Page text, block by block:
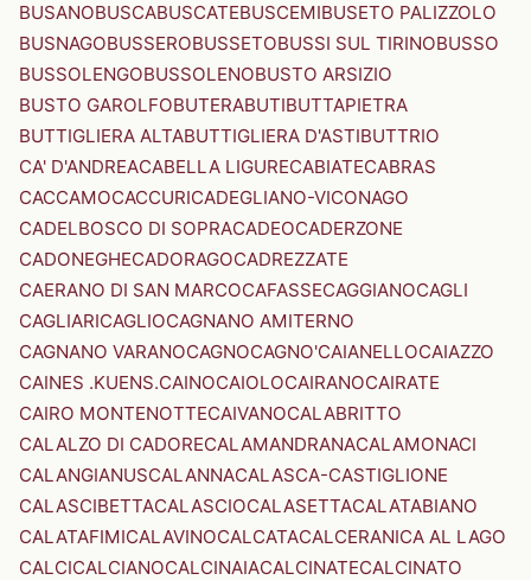
BUSANOBUSCABUSCATEBUSCEMIBUSETO PALIZZOLO
BUSNAGOBUSSEROBUSSETOBUSSI SUL TIRINOBUSSO
BUSSOLENGOBUSSOLENOBUSTO ARSIZIO
BUSTO GAROLFOBUTERABUTIBUTTAPIETRA
BUTTIGLIERA ALTABUTTIGLIERA D'ASTIBUTTRIO
CA' D'ANDREACABELLA LIGURECABIATECABRAS
CACCAMOCACCURICADEGLIANO-VICONAGO
CADELBOSCO DI SOPRACADEOCADERZONE
CADONEGHECADORAGOCADREZZATE
CAERANO DI SAN MARCOCAFASSECAGGIANOCAGLI
CAGLIARICAGLIOCAGNANO AMITERNO
CAGNANO VARANOCAGNOCAGNO'CAIANELLOCAIAZZO
CAINES .KUENS.CAINOCAIOLOCAIRANOCAIRATE
CAIRO MONTENOTTECAIVANOCALABRITTO
CALALZO DI CADORECALAMANDRANACALAMONACI
CALANGIANUSCALANNACALASCA-CASTIGLIONE
CALASCIBETTACALASCIOCALASETTACALATABIANO
CALATAFIMICALAVINOCALCATACALCERANICA AL LAGO
CALCICALCIANOCALCINAIACALCINATECALCINATO